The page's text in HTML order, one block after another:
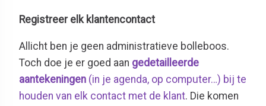
Registreer elk klantencontact
Allicht ben je geen administratieve bolleboos.
Toch doe je er goed aan gedetailleerde
aantekeningen (in je agenda, op computer…) bij te
houden van elk contact met de klant. Die komen